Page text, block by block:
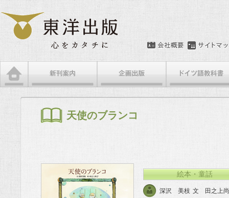
メインメニュー
メインコンテンツへ移動
サブコンテンツへ移動
天使のブランコ
絵本・童話
深沢 美枝 文 田之上